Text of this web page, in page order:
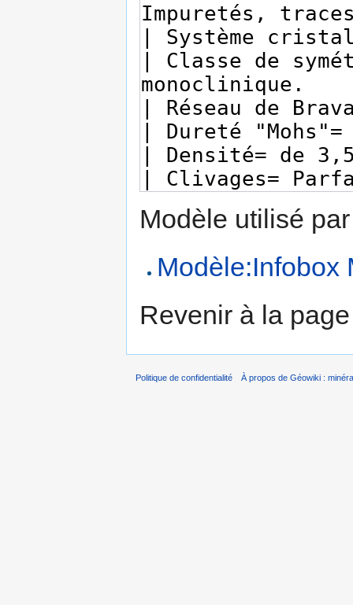
Modèle utilisé
Modèle:Infobox
Revenir à la
Politique de confidentialité À propos de Géowiki :